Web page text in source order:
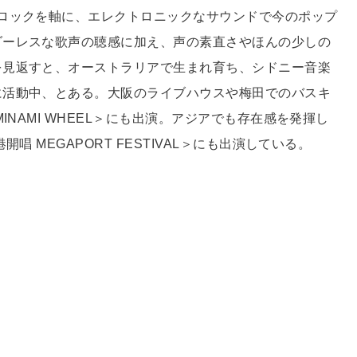
ックを軸に、エレクトロニックなサウンドで今のポップ
レスな歌声の聴感に加え、声の素直さやほんの少しの
返すと、オーストラリアで生まれ育ち、シドニー音楽
動中、とある。大阪のライブハウスや梅田でのバスキ
WHEEL＞にも出演。アジアでも存在感を発揮し
唱 MEGAPORT FESTIVAL＞にも出演している。